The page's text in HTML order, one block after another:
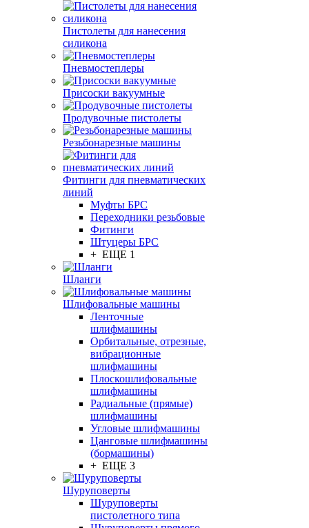
Пистолеты для нанесения
силикона
Пневмостеплеры
Присоски вакуумные
Продувочные пистолеты
Резьбонарезные машины
Фитинги для пневматических
линий
Муфты БРС
Переходники резьбовые
Фитинги
Штуцеры БРС
+ ЕЩЕ 1
Шланги
Шлифовальные машины
Ленточные
шлифмашины
Орбитальные, отрезные,
вибрационные
шлифмашины
Плоскошлифовальные
шлифмашины
Радиальные (прямые)
шлифмашины
Угловые шлифмашины
Цанговые шлифмашины
(бормашины)
+ ЕЩЕ 3
Шуруповерты
Шуруповерты
пистолетного типа